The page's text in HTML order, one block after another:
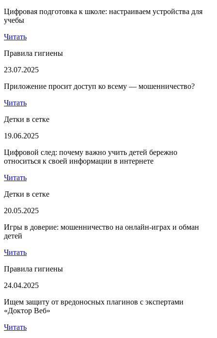
Цифровая подготовка к школе: настраиваем устройства для
учебы
Читать
Правила гигиены
23.07.2025
Приложение просит доступ ко всему — мошенничество?
Читать
Детки в сетке
19.06.2025
Цифровой след: почему важно учить детей бережно
относиться к своей информации в интернете
Читать
Детки в сетке
20.05.2025
Игры в доверие: мошенничество на онлайн-играх и обман
детей
Читать
Правила гигиены
24.04.2025
Ищем защиту от вредоносных плагинов с экспертами
«Доктор Веб»
Читать